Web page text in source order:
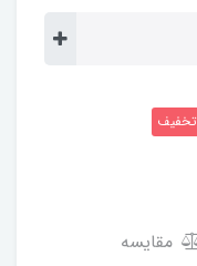
تخفیف
مقایسه